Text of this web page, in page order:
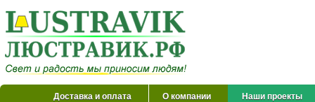
Доставка и оплата О компании Наши проекты